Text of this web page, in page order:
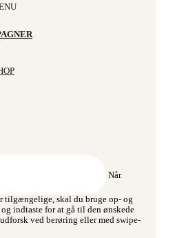
Når
tilgængelige, skal du bruge op- og
indtaste for at gå til den ønskede
ved berøring eller med swipe-